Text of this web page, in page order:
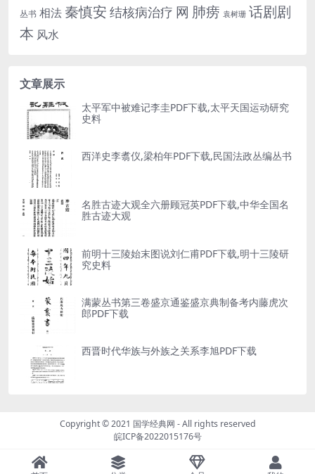
丛书 相法 秦慎安 结核病治疗 网 肺痨 袁树珊 话剧剧
本 风水
文章展示
太平军中被难记李圭PDF下载,太平天国运动研究
史料
西洋史李翥仪,梁柏年PDF下载,民国法政丛编丛书
名胜古迹大观全六册顾冠英PDF下载,中华全国名
胜古迹大观
前明十三陵始末图说刘仁甫PDF下载,明十三陵研
究史料
满蒙丛书第三卷盛京通鉴盛京典制备考内藤虎次
郎PDF下载
西晋时代华族与外族之关系李旭PDF下载
Copyright © 2021 国学经典网 - All rights reserved
皖ICP备2022015176号